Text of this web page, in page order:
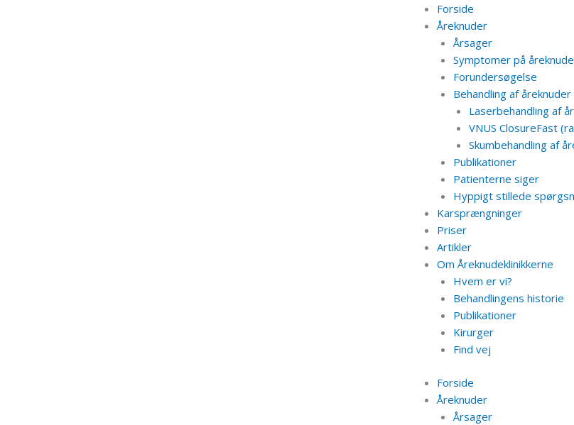
Forside
Åreknuder
Årsager
Symptomer på
Forundersøgelse
Behandling af åreknuder
Laserbehandling af
VNUS ClosureFast
Skumbehandling af
Publikationer
Patienterne siger
Hyppigt stillede
Karsprængninger
Priser
Artikler
Om Åreknudeklinikkerne
Hvem er vi?
Behandlingens historie
Publikationer
Kirurger
Find vej
Forside
Åreknuder
Årsager